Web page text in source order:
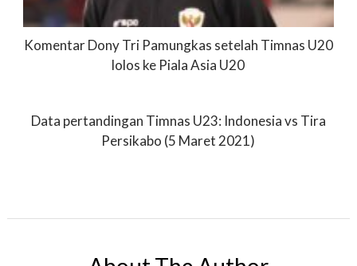
Komentar Dony Tri Pamungkas setelah Timnas U20
lolos ke Piala Asia U20
Data pertandingan Timnas U23: Indonesia vs Tira
Persikabo (5 Maret 2021)